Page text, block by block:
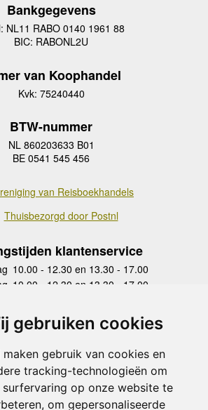
gebruiken cookies
maken gebruik van cookies en
tracking-technologieën om
surfervaring op onze website te
om gepersonaliseerde
Bankgegevens
NL11 RABO 0140 1961 88
BIC: RABONL2U
van Koophandel
Kvk: 75240440
BTW-nummer
NL 860203633 B01
BE 0541 545 456
van Reisboekhandels
Thuisbezorgd door Postnl
klantenservice
10.00 - 12.30 en 13.30 - 17.00
10.00 - 12.30 en 13.30 - 17.00
10.00 - 12.30 en 13.30 - 17.00
10.00 - 12.30 en 13.30 - 17.00
Zaterdag
gesloten
Zondag gesloten